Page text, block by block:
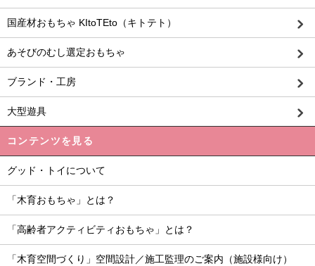
国産材おもちゃ KItoTEto（キトテト）
あそびのむし選定おもちゃ
ブランド・工房
大型遊具
コンテンツを見る
グッド・トイについて
「木育おもちゃ」とは？
「高齢者アクティビティおもちゃ」とは？
「木育空間づくり」空間設計／施工監理のご案内（施設様向け）